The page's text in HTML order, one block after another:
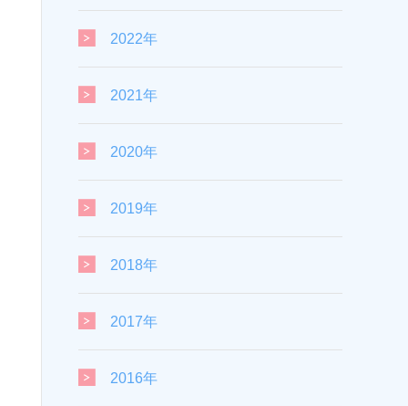
2022年
2021年
2020年
2019年
2018年
2017年
2016年